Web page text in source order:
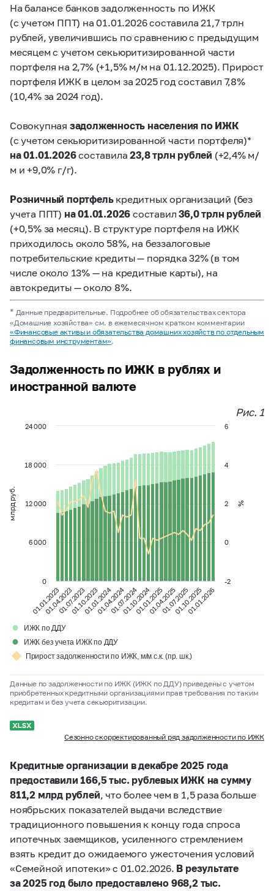
На балансе банков задолженность по ИЖК
(с учетом ППТ) на 01.01.2026 составила 21,7 трлн
рублей, увеличившись по сравнению с предыдущим
месяцем с учетом секьюритизированной части
портфеля на 2,7% (+1,5% м/м на 01.12.2025). Прирост
портфеля ИЖК в целом за 2025 год составил 7,8%
(10,4% за 2024 год).
Совокупная задолженность населения по ИЖК
(с учетом секьюритизированной части портфеля)*
на 01.01.2026составила23,8 трлн рублей (+2,4% м/
м и +9,0% г/г).
Розничный портфелькредитных организаций (без
учета ППТ) на 01.01.2026составил36,0 трлн рублей
(+0,5% за месяц). В структуре портфеля на ИЖК
приходилось около 58%, на беззалоговые
потребительские кредиты — порядка 32% (в том
числе около 13% — на кредитные карты), на
автокредиты — около 8%.
* Данные предварительные. Подробнее об обязательствах сектора
«Домашние хозяйства» см. в ежемесячном кратком комментарии
«Финансовые активы и обязательства домашних хозяйств по отдельным
финансовым инструментам».
Задолженность по ИЖК в рублях и
иностранной валюте
Рис. 1
млрд руб. %
01.01.202301.07.202301.01.202401.07.202401.01.202501.07.202501.01.2026
01.04.202301.10.202301.04.202401.10.202401.04.202501.10.2025
0
6 000
12 000
18 000
24 000
-2
0
2
4
6
● ИЖК по ДДУ
● ИЖК без учета ИЖК по ДДУ
◆ Прирост задолженности по ИЖК, м/м с.к. (пр. шк.)
Данные по задолженности по ИЖК (ИЖК по ДДУ) приведены с учетом
приобретенных кредитными организациями прав требования по таким
кредитам и без учета секьюритизации.
Сезонно скорректированный ряд задолженности по ИЖК
Кредитные организации в декабре 2025 года
предоставили 166,5 тыс. рублевых ИЖК на сумму
811,2 млрд рублей , что более чем в 1,5 раза больше
ноябрьских показателей выдачи вследствие
традиционного повышения к концу года спроса
ипотечных заемщиков, усиленного стремлением
взять кредит до ожидаемого ужесточения условий
«Семейной ипотеки» с 01.02.2026. В результате
за 2025 год было предоставлено 968,2 тыс.